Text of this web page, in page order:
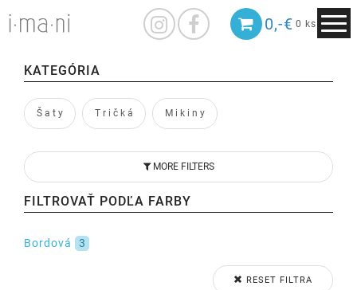
0,-€ 0 ks
KATEGÓRIA
Š a t y T r i č k á M i k i n y
MORE FILTERS
FILTROVAŤ PODĽA FARBY
Bordová 3
RESET FILTRA